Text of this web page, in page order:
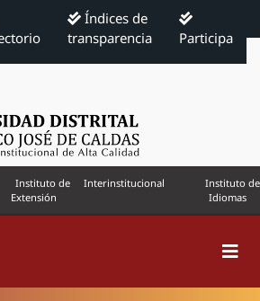
Índices de
transparencia
Participa
Instituto de
Extensión
Interinstitucional
Instituto de
Idiomas